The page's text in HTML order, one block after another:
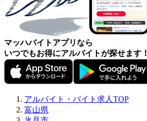
マッハバイトアプリなら
いつでもお得にアルバイトが探せます！
アルバイト・バイト求人TOP
富山県